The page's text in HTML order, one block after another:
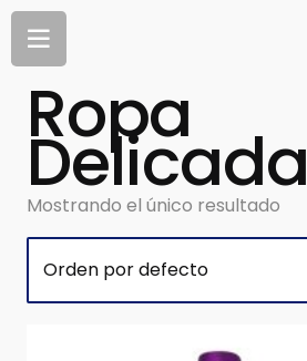
Ropa
Delicada
Mostrando el único resultado